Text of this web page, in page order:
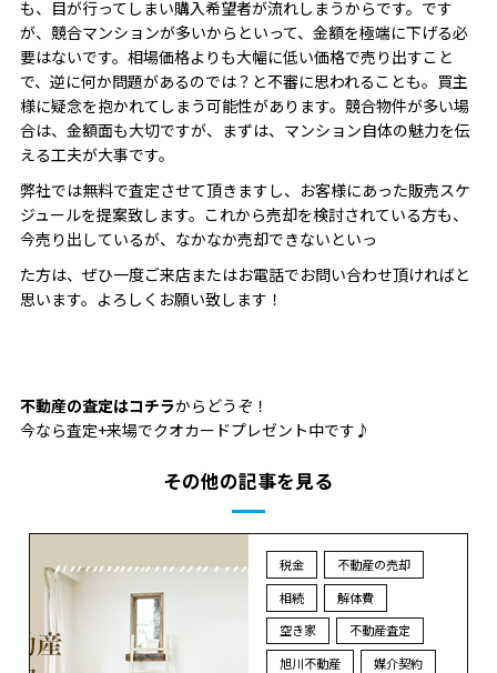
も、目が行ってしまい購入希望者が流れしまうからです。です
が、競合マンションが多いからといって、金額を極端に下げる必
要はないです。相場価格よりも大幅に低い価格で売り出すこと
で、逆に何か問題があるのでは？と不審に思われることも。買主
様に疑念を抱かれてしまう可能性があります。競合物件が多い場
合は、金額面も大切ですが、まずは、マンション自体の魅力を伝
える工夫が大事です。
弊社では無料で査定させて頂きますし、お客様にあった販売スケ
ジュールを提案致します。これから売却を検討されている方も、
今売り出しているが、なかなか売却できないといっ
た方は、ぜひ一度ご来店またはお電話でお問い合わせ頂ければと
思います。よろしくお願い致します！
不動産の査定はコチラからどうぞ！
今なら査定+来場でクオカードプレゼント中です♪
その他の記事を見る
税金
不動産の売却
相続
解体費
空き家
不動産査定
旭川不動産
媒介契約